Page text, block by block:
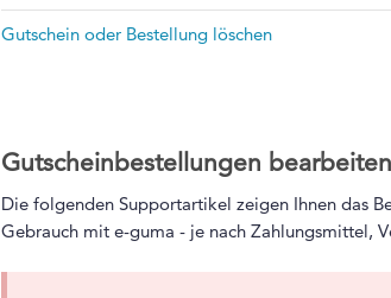
Gutschein oder Bestellung löschen
Gutscheinbestellungen bearbeiten
Die folgenden Supportartikel zeigen Ihnen das
Gebrauch mit e-guma - je nach Zahlungsmittel,